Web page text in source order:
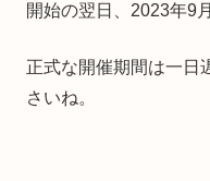
開始の翌日、2023年9
正式な開催期間は一日
さいね。